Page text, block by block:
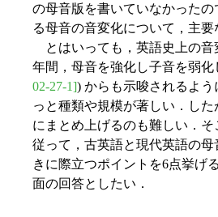
の母音版を書いていなかった
る母音の音変化について，主要
とはいっても，英語史上の音
年間，母音を強化し子音を弱化
02-27-1]) からも示唆されるよ
っと種類や規模が著しい．し
にまとめ上げるのも難しい．そ
従って，古英語と現代英語の
きに際立つポイントを6点挙げ
面の回答としたい．